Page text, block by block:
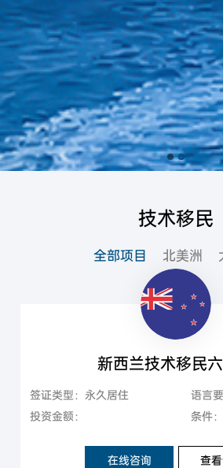
技术移民
全部项目 北美洲
新西兰技术移民
签证类型：永久居住
投资金额：
条件
在线咨询 查